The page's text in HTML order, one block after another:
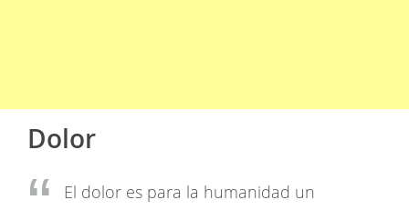
Dolor
El dolor es para la humanidad un